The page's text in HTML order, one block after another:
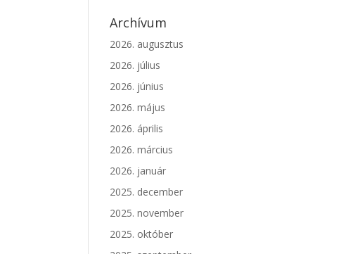
Archívum
2026. augusztus
2026. július
2026. június
2026. május
2026. április
2026. március
2026. január
2025. december
2025. november
2025. október